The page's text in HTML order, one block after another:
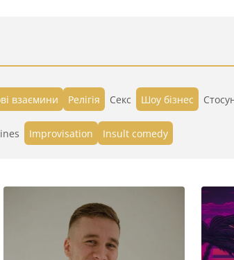
взаємини Релігія Секс Шоу бізнес
Improvisation Insult comedy